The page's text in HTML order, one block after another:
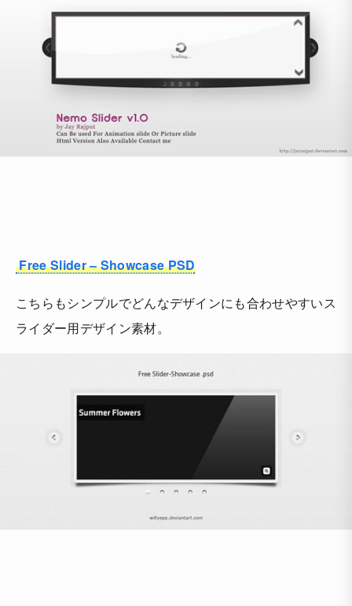
Free Slider – Showcase PSD
こちらもシンプルでどんなデザインにも合わせやすいス
ライダー用デザイン素材。